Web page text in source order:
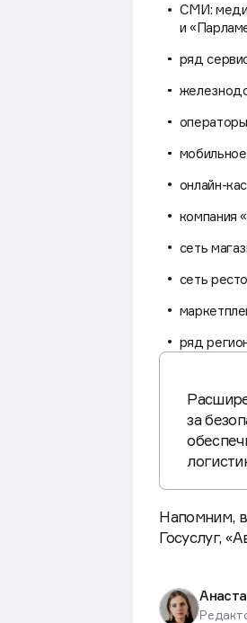
СМИ:
и
ряд
онлайн-
компания
сеть
сеть
ряд
за
Напомним,
Госуслуг,